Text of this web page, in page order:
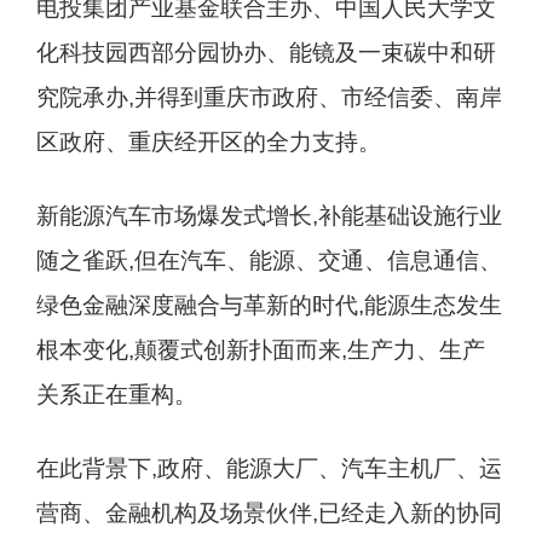
电投集团产业基金联合主办、中国人民大学文
化科技园西部分园协办、能镜及一束碳中和研
究院承办,并得到重庆市政府、市经信委、南岸
区政府、重庆经开区的全力支持。
新能源汽车市场爆发式增长,补能基础设施行业
随之雀跃,但在汽车、能源、交通、信息通信、
绿色金融深度融合与革新的时代,能源生态发生
根本变化,颠覆式创新扑面而来,生产力、生产
关系正在重构。
在此背景下,政府、能源大厂、汽车主机厂、运
营商、金融机构及场景伙伴,已经走入新的协同